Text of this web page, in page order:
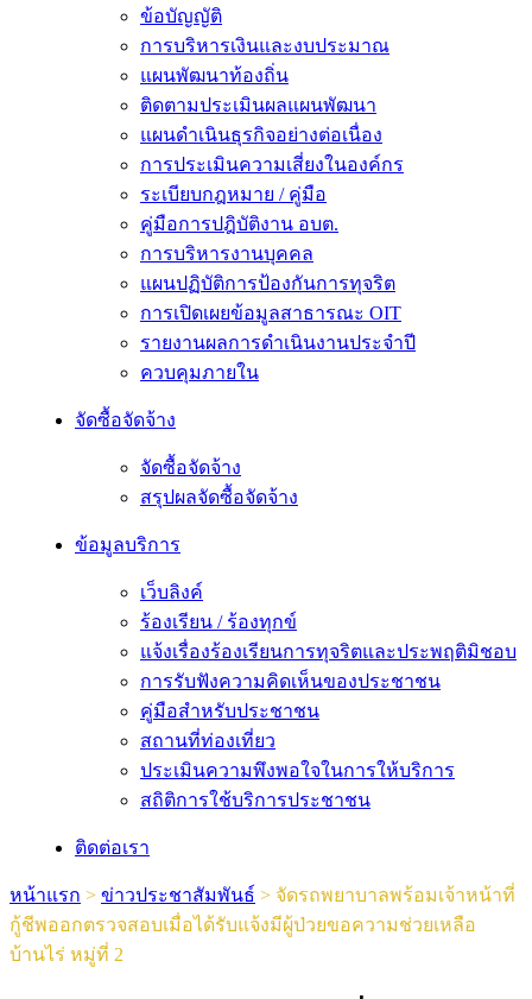
ข้อบัญญัติ
การบริหารเงินและงบประมาณ
แผนพัฒนาท้องถิ่น
ติดตามประเมินผลแผนพัฒนา
แผนดำเนินธุรกิจอย่างต่อเนื่อง
การประเมินความเสี่ยงในองค์กร
ระเบียบกฎหมาย / คู่มือ
คู่มือการปฎิบัติงาน อบต.
การบริหารงานบุคคล
แผนปฏิบัติการป้องกันการทุจริต
การเปิดเผยข้อมูลสาธารณะ OIT
รายงานผลการดำเนินงานประจำปี
ควบคุมภายใน
จัดซื้อจัดจ้าง
จัดซื้อจัดจ้าง
สรุปผลจัดซื้อจัดจ้าง
ข้อมูลบริการ
เว็บลิงค์
ร้องเรียน / ร้องทุกข์
แจ้งเรื่องร้องเรียนการทุจริตและประพฤติมิชอบ
การรับฟังความคิดเห็นของประชาชน
คู่มือสำหรับประชาชน
สถานที่ท่องเที่ยว
ประเมินความพึงพอใจในการให้บริการ
สถิติการใช้บริการประชาชน
ติดต่อเรา
หน้าแรก > ข่าวประชาสัมพันธ์ > จัดรถพยาบาลพร้อมเจ้าหน้าที่
กู้ชีพออกตรวจสอบเมื่อได้รับแจ้งมีผู้ป่วยขอความช่วยเหลือ
บ้านไร่ หมู่ที่ 2